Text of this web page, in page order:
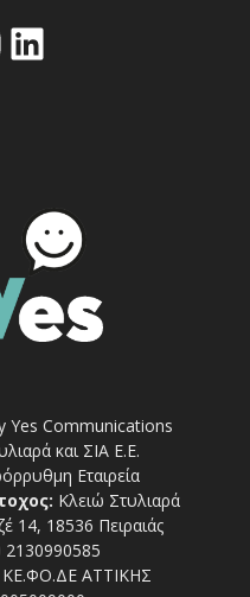
Linkedin
Yes Communications
και ΣΙΑ Ε.Ε.
Εταιρεία
Κλειώ Στυλιαρά
14, 18536 Πειραιάς
2130990585
ΚΕ.ΦΟ.ΔΕ ΑΤΤΙΚΗΣ